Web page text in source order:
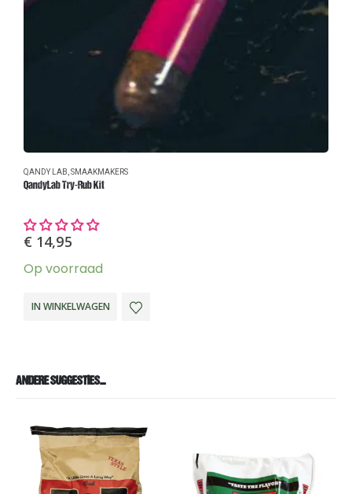
QANDY LAB SMAAKMAKERS
QandyLab Try-Rub Kit
€ 14,95
Op voorraad
IN WINKELWAGEN
ANDERE SUGGESTIES…